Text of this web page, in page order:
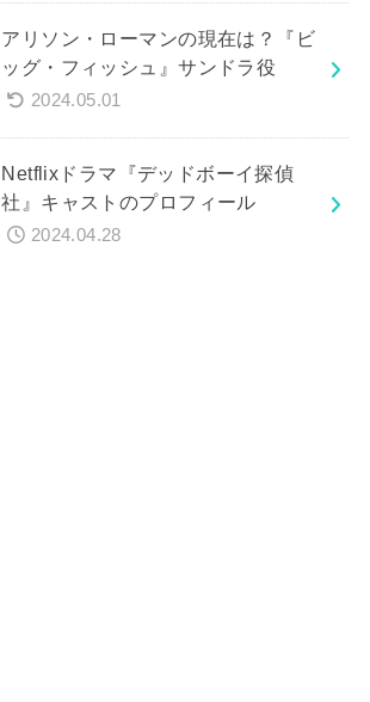
アリソン・ローマンの現在は？『ビ
ッグ・フィッシュ』サンドラ役
2024.05.01
Netflixドラマ『デッドボーイ探偵
社』キャストのプロフィール
2024.04.28